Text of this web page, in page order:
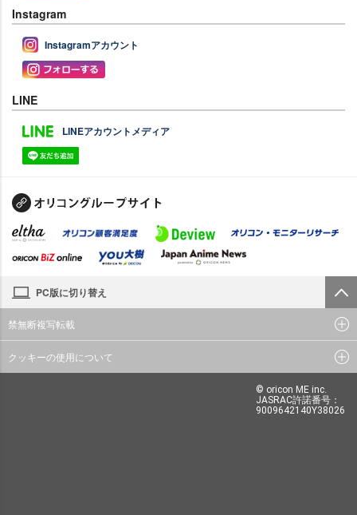
Instagram
Instagramアカウント
LINE
LINEアカウントメディア
PC版に切り替え
禁無断複写転載
クッキーの使用について
© oricon ME inc.
JASRAC許諾番号：
9009642140Y38026